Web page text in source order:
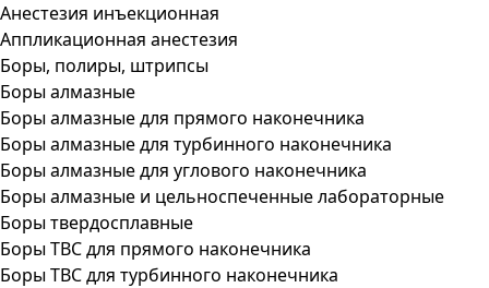
Анестезия инъекционная
Аппликационная анестезия
Боры, полиры, штрипсы
Боры алмазные
Боры алмазные для прямого наконечника
Боры алмазные для турбинного наконечника
Боры алмазные для углового наконечника
Боры алмазные и цельноспеченные лабораторные
Боры твердосплавные
Боры ТВС для прямого наконечника
Боры ТВС для турбинного наконечника